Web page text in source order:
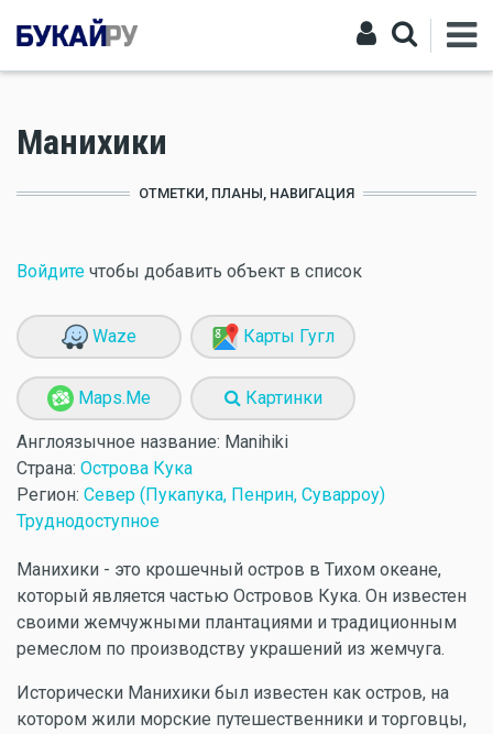
Манихики
ОТМЕТКИ, ПЛАНЫ, НАВИГАЦИЯ
Войдите чтобы добавить объект в список
Waze Карты Гугл
Maps.Me Картинки
Англоязычное название: Manihiki
Страна: Острова Кука
Регион: Север (Пукапука, Пенрин, Суварроу)
Труднодоступное
Манихики - это крошечный остров в Тихом океане,
который является частью Островов Кука. Он известен
своими жемчужными плантациями и традиционным
ремеслом по производству украшений из жемчуга.
Исторически Манихики был известен как остров, на
котором жили морские путешественники и торговцы,